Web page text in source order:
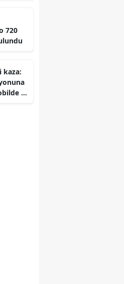
720
kaza:
1